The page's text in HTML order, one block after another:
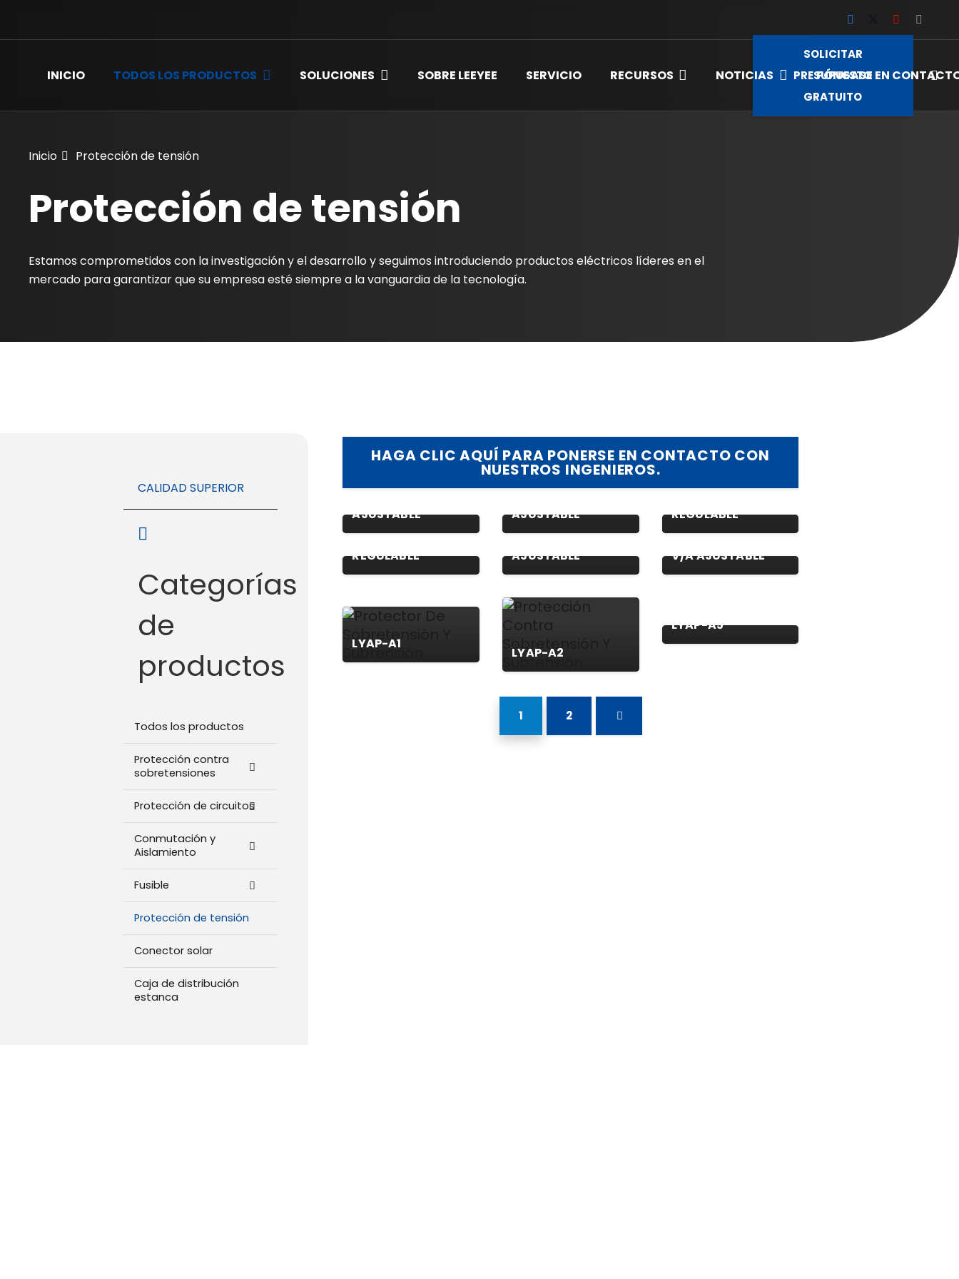
INICIO TODOS LOS PRODUCTOS SOLUCIONES SOBRE LEEYEE SERVICIO RECURSOS NOTICIAS PÓNGASE EN
SOLICITAR
PRESUPUESTO
GRATUITO
Inicio Protección de tensión
Protección de tensión
Estamos comprometidos con la investigación y el desarrollo y seguimos introduciendo productos eléctricos líderes en el
mercado para garantizar que su empresa esté siempre a la vanguardia de la tecnología.
CALIDAD SUPERIOR
Categorías
de
productos
Todos los productos
Protección contra
sobretensiones
Protección de circuitos
Conmutación y
Aislamiento
Fusible
Protección de tensión
Conector solar
Caja de distribución
estanca
HAGA CLIC AQUÍ PARA PONERSE EN CONTACTO CON
NUESTROS INGENIEROS.
AJUSTABLE
AJUSTABLE
REGULABLE
PROTECTOR DE
TENSIÓN
REGULABLE
PROTECTOR V/A
AJUSTABLE
V/A AJUSTABLE
LYAP-A1
LYAP-A2
LYAP-A5
1 2